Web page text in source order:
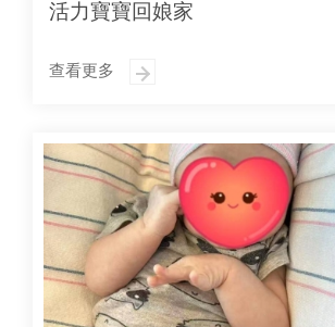
活力寶寶回娘家
查看更多